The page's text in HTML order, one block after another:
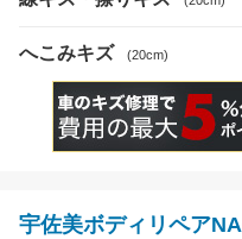
輸入車対応
最短即日仕上がり
へこみキズ (20cm)
宇佐美ボディリペア